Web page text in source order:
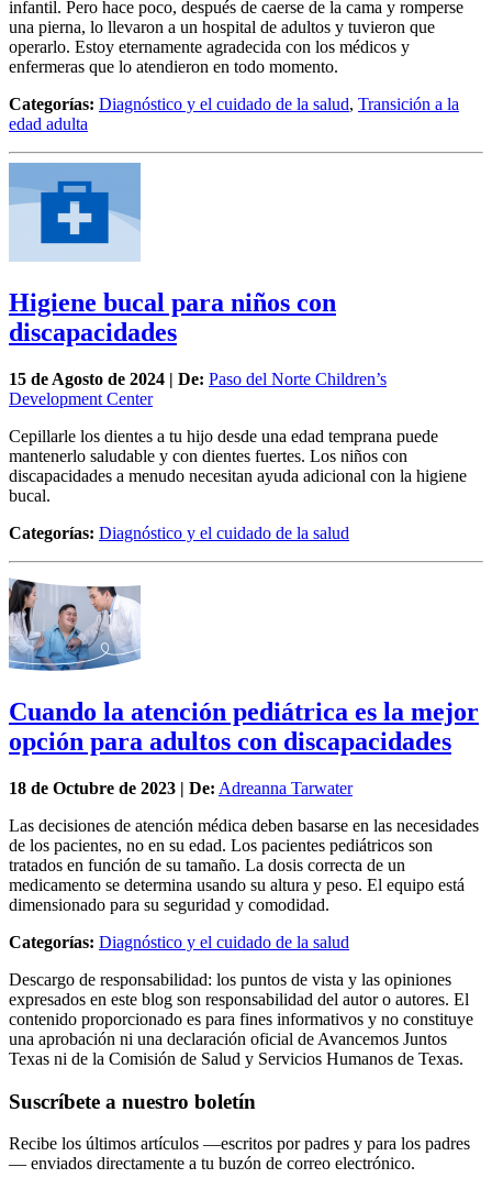
infantil. Pero hace poco, después de caerse de la cama y romperse
una pierna, lo llevaron a un hospital de adultos y tuvieron que
operarlo. Estoy eternamente agradecida con los médicos y
enfermeras que lo atendieron en todo momento.
Categorías: Diagnóstico y el cuidado de la salud, Transición a la
edad adulta
Higiene bucal para niños con
discapacidades
15 de Agosto de 2024 | De: Paso del Norte Children’s
Development Center
Cepillarle los dientes a tu hijo desde una edad temprana puede
mantenerlo saludable y con dientes fuertes. Los niños con
discapacidades a menudo necesitan ayuda adicional con la higiene
bucal.
Categorías: Diagnóstico y el cuidado de la salud
Cuando la atención pediátrica es la mejor
opción para adultos con discapacidades
18 de Octubre de 2023 | De: Adreanna Tarwater
Las decisiones de atención médica deben basarse en las necesidades
de los pacientes, no en su edad. Los pacientes pediátricos son
tratados en función de su tamaño. La dosis correcta de un
medicamento se determina usando su altura y peso. El equipo está
dimensionado para su seguridad y comodidad.
Categorías: Diagnóstico y el cuidado de la salud
Descargo de responsabilidad: los puntos de vista y las opiniones
expresados en este blog son responsabilidad del autor o autores. El
contenido proporcionado es para fines informativos y no constituye
una aprobación ni una declaración oficial de Avancemos Juntos
Texas ni de la Comisión de Salud y Servicios Humanos de Texas.
Suscríbete a nuestro boletín
Recibe los últimos artículos —escritos por padres y para los padres
— enviados directamente a tu buzón de correo electrónico.